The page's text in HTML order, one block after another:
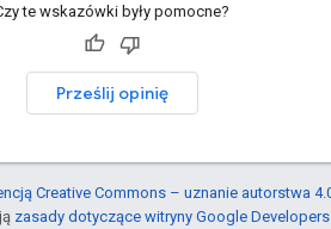
te wskazówki były pomocne?
Prześlij opinię
Creative Commons – uznanie autorstwa
zasady dotyczące witryny Google Developers